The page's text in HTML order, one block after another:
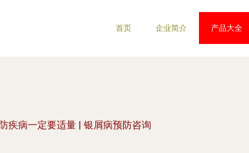
首页 企业简介 产品大全
疾病一定要适量 | 银屑病预防咨询